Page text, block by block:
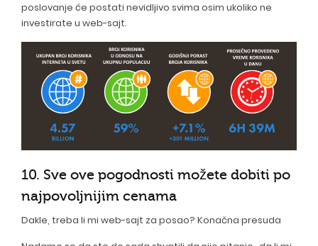
poslovanje će postati nevidljivo svima osim ukoliko ne
investirate u web-sajt.
10. Sve ove pogodnosti možete dobiti po
najpovoljnijim cenama
Dakle, treba li mi web-sajt za posao? Konačna presuda